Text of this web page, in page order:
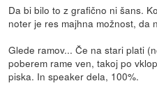
Da bi bilo to z grafično ni šans.
noter je res majhna možnost, da
Glede ramov... Če na stari plati
poberem rame ven, takoj po
piska. In speaker dela, 100%.